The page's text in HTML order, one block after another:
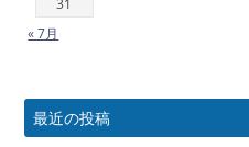
31
« 7月
最近の投稿